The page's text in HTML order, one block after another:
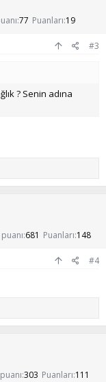
77 Puanları 19
#3
? Senin adına
681 Puanları 148
#4
303 Puanları 111